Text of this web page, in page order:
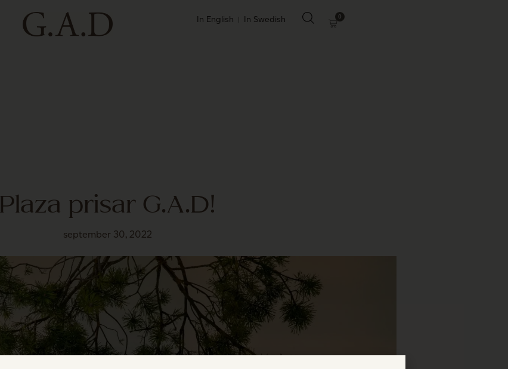
In English In Swedish 0
Plaza prisar G.A.D!
september 30, 2022